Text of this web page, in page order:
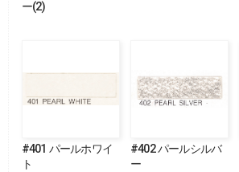
ー(2)
#401 パールホワイ
ト
#402 パールシルバ
ー